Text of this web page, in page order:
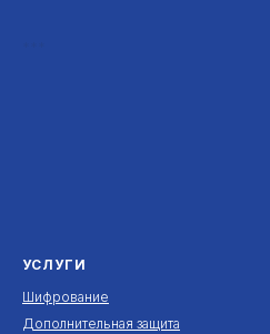
УСЛУГИ
Шифрование
Дополнительная защита